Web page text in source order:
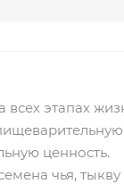
всех этапах
ценность.
чья,